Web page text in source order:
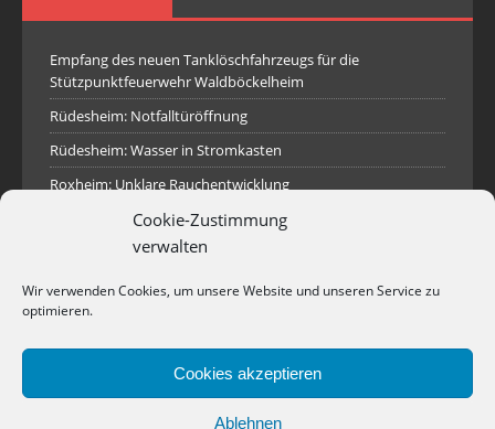
Cookie-Zustimmung
verwalten
Wir verwenden Cookies, um unsere Website und unseren Service zu
optimieren.
Cookies akzeptieren
Ablehnen
Empfang des neuen Tanklöschfahrzeugs für die
Stützpunktfeuerwehr Waldböckelheim
Rüdesheim: Notfalltüröffnung
Rüdesheim: Wasser in Stromkasten
Roxheim: Unklare Rauchentwicklung
Sprendlingen: Überörtliche Hilfe bei Industriebrand in
Sprendlingen
Rüdesheim: Aufgerissener Dieseltank
Industriepark Pferdsfeld: Brand eines Holzpolter